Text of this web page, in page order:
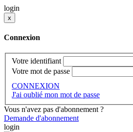
login
x
Connexion
Votre identifiant
Votre mot de passe
CONNEXION
J'ai oublié mon mot de passe
Vous n'avez pas d'abonnement ?
Demande d'abonnement
login